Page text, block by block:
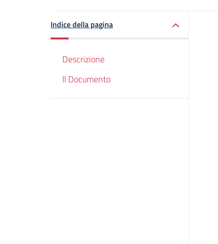
Indice della pagina
Descrizione
Il Documento